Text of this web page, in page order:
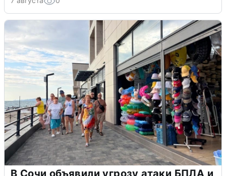
В Сочи объявили угрозу атаки БПЛА и